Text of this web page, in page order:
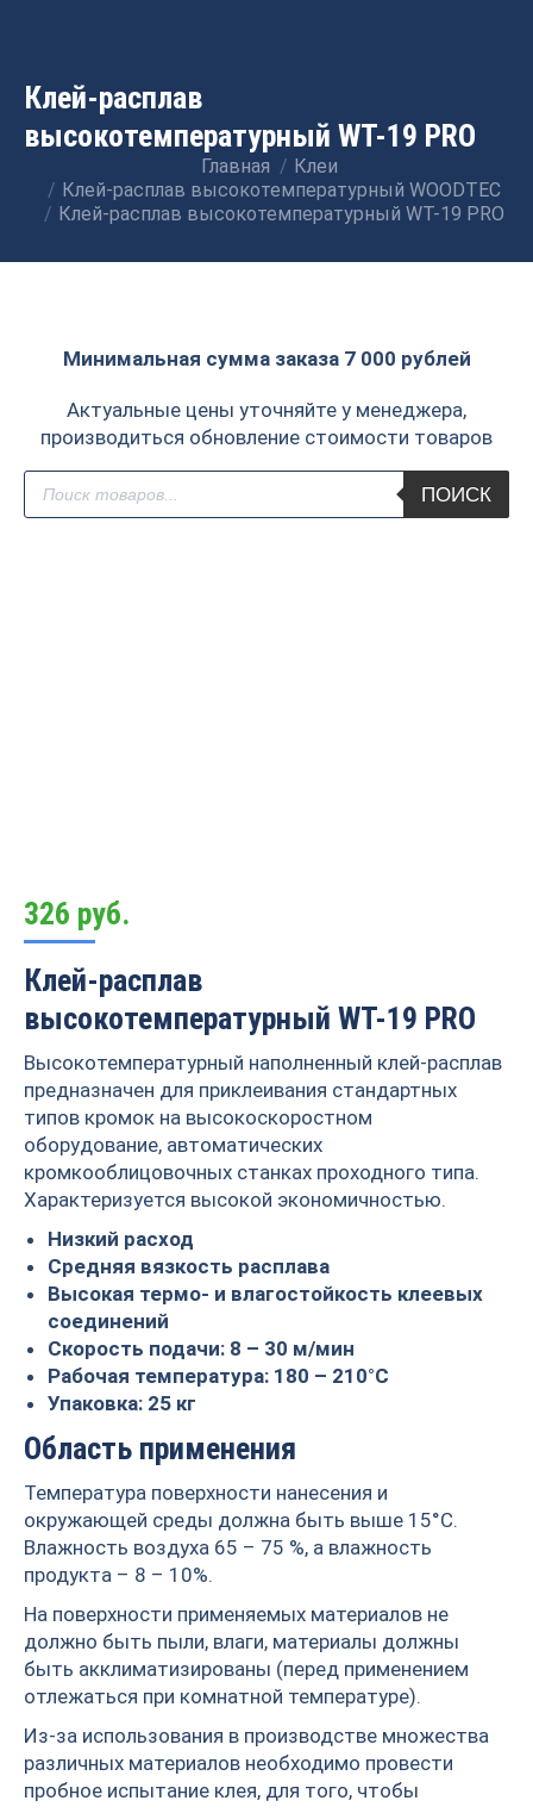
Клей-расплав
высокотемпературный WT-19 PRO
Главная
Клеи
Клей-расплав высокотемпературный WOODTEC
Клей-расплав высокотемпературный WT-19 PRO
Минимальная сумма заказа 7 000 рублей
Актуальные цены уточняйте у менеджера,
производиться обновление стоимости товаров
Поиск
товаров
ПОИСК
326 руб.
Клей-расплав
высокотемпературный WT-19 PRO
Высокотемпературный наполненный клей-расплав
предназначен для приклеивания стандартных
типов кромок на высокоскоростном
оборудование, автоматических
кромкооблицовочных станках проходного типа.
Характеризуется высокой экономичностью.
Низкий расход
Средняя вязкость расплава
Высокая термо- и влагостойкость клеевых
соединений
Скорость подачи: 8 – 30 м/мин
Рабочая температура: 180 – 210°С
Упаковка: 25 кг
Область применения
Температура поверхности нанесения и
окружающей среды должна быть выше 15°С.
Влажность воздуха 65 – 75 %, а влажность
продукта – 8 – 10%.
На поверхности применяемых материалов не
должно быть пыли, влаги, материалы должны
быть акклиматизированы (перед применением
отлежаться при комнатной температуре).
Из-за использования в производстве множества
различных материалов необходимо провести
пробное испытание клея, для того, чтобы